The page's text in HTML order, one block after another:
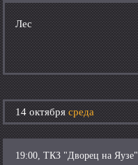
Лес
14 октябрясреда
19:00, ТКЗ "Дворец на Яузе"